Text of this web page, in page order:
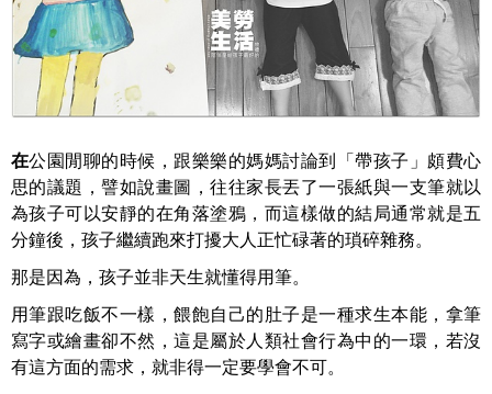
在公園閒聊的時候，跟樂樂的媽媽討論到「帶孩子」頗費心
思的議題，譬如說畫圖，往往家長丟了一張紙與一支筆就以
為孩子可以安靜的在角落塗鴉，而這樣做的結局通常就是五
分鐘後，孩子繼續跑來打擾大人正忙碌著的瑣碎雜務。
那是因為，孩子並非天生就懂得用筆。
用筆跟吃飯不一樣，餵飽自己的肚子是一種求生本能，拿筆
寫字或繪畫卻不然，這是屬於人類社會行為中的一環，若沒
有這方面的需求，就非得一定要學會不可。